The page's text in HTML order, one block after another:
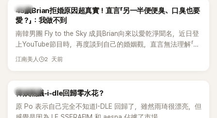
韓星
45歲Brian拒婚原因超真實！直言「另一半便便臭、口臭也要
愛？」：我做不到
南韓男團 Fly to the Sky 成員Brian向來以愛乾淨聞名，近日登
上YouTube節目時，再度談到自己的婚姻觀，直言無法理解「連
另一半的口臭、便便臭都要愛」這種說法，更大方表明自己是不
江南美人 2 天前
熱議討論
韓娛熱議-i-dle回歸零水花？
原 Po 表示自己完全不知道I-DLE 回歸了，雖然雨琦很漂亮，但